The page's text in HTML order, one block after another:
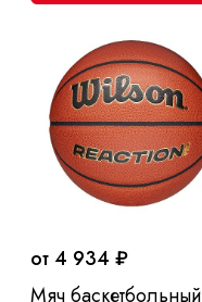
от 4 934 ₽
Мяч баскетбольный